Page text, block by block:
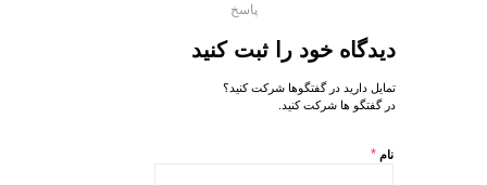
پاسخ
دیدگاه خود را ثبت کنید
تمایل دارید در گفتگوها شرکت کنید؟
در گفتگو ها شرکت کنید.
نام *